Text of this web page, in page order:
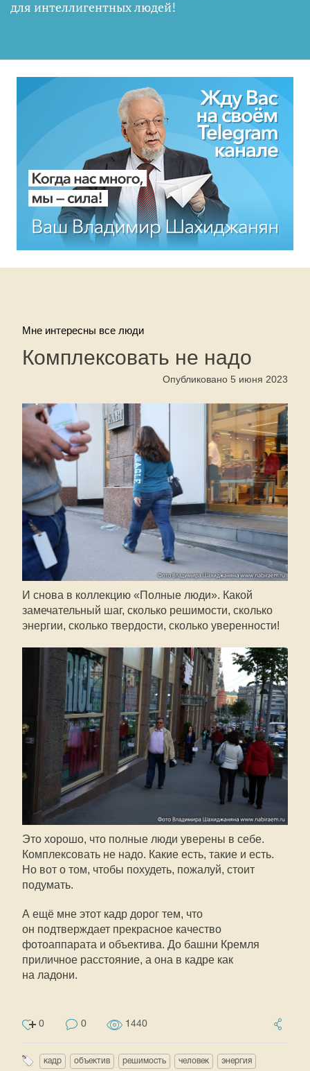
для интеллигентных людей!
Мне интересны все люди
Комплексовать не надо
Опубликовано 5 июня 2023
И снова в коллекцию «Полные люди». Какой
замечательный шаг, сколько решимости, сколько
энергии, сколько твердости, сколько уверенности!
Это хорошо, что полные люди уверены в себе.
Комплексовать не надо. Какие есть, такие и есть.
Но вот о том, чтобы похудеть, пожалуй, стоит
подумать.
А ещё мне этот кадр дорог тем, что
он подтверждает прекрасное качество
фотоаппарата и объектива. До башни Кремля
приличное расстояние, а она в кадре как
на ладони.
0 0 1440
кадр объектив решимость человек энергия